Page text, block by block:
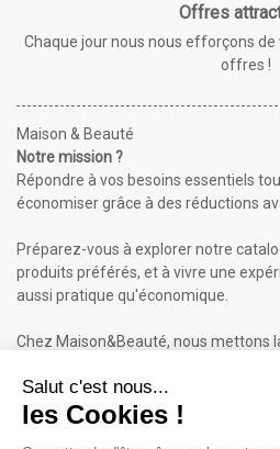
Offres
Chaque jour nous nous efforçons
offres !
Maison & Beauté
Notre mission ?
Répondre à vos besoins essentiels
économiser grâce à des réductions
Préparez-vous à explorer notre
produits préférés, et à vivre une
aussi pratique qu'économique.
Chez Maison&Beauté, nous mettons
Maison & Beauté : Informations
À propos de nous